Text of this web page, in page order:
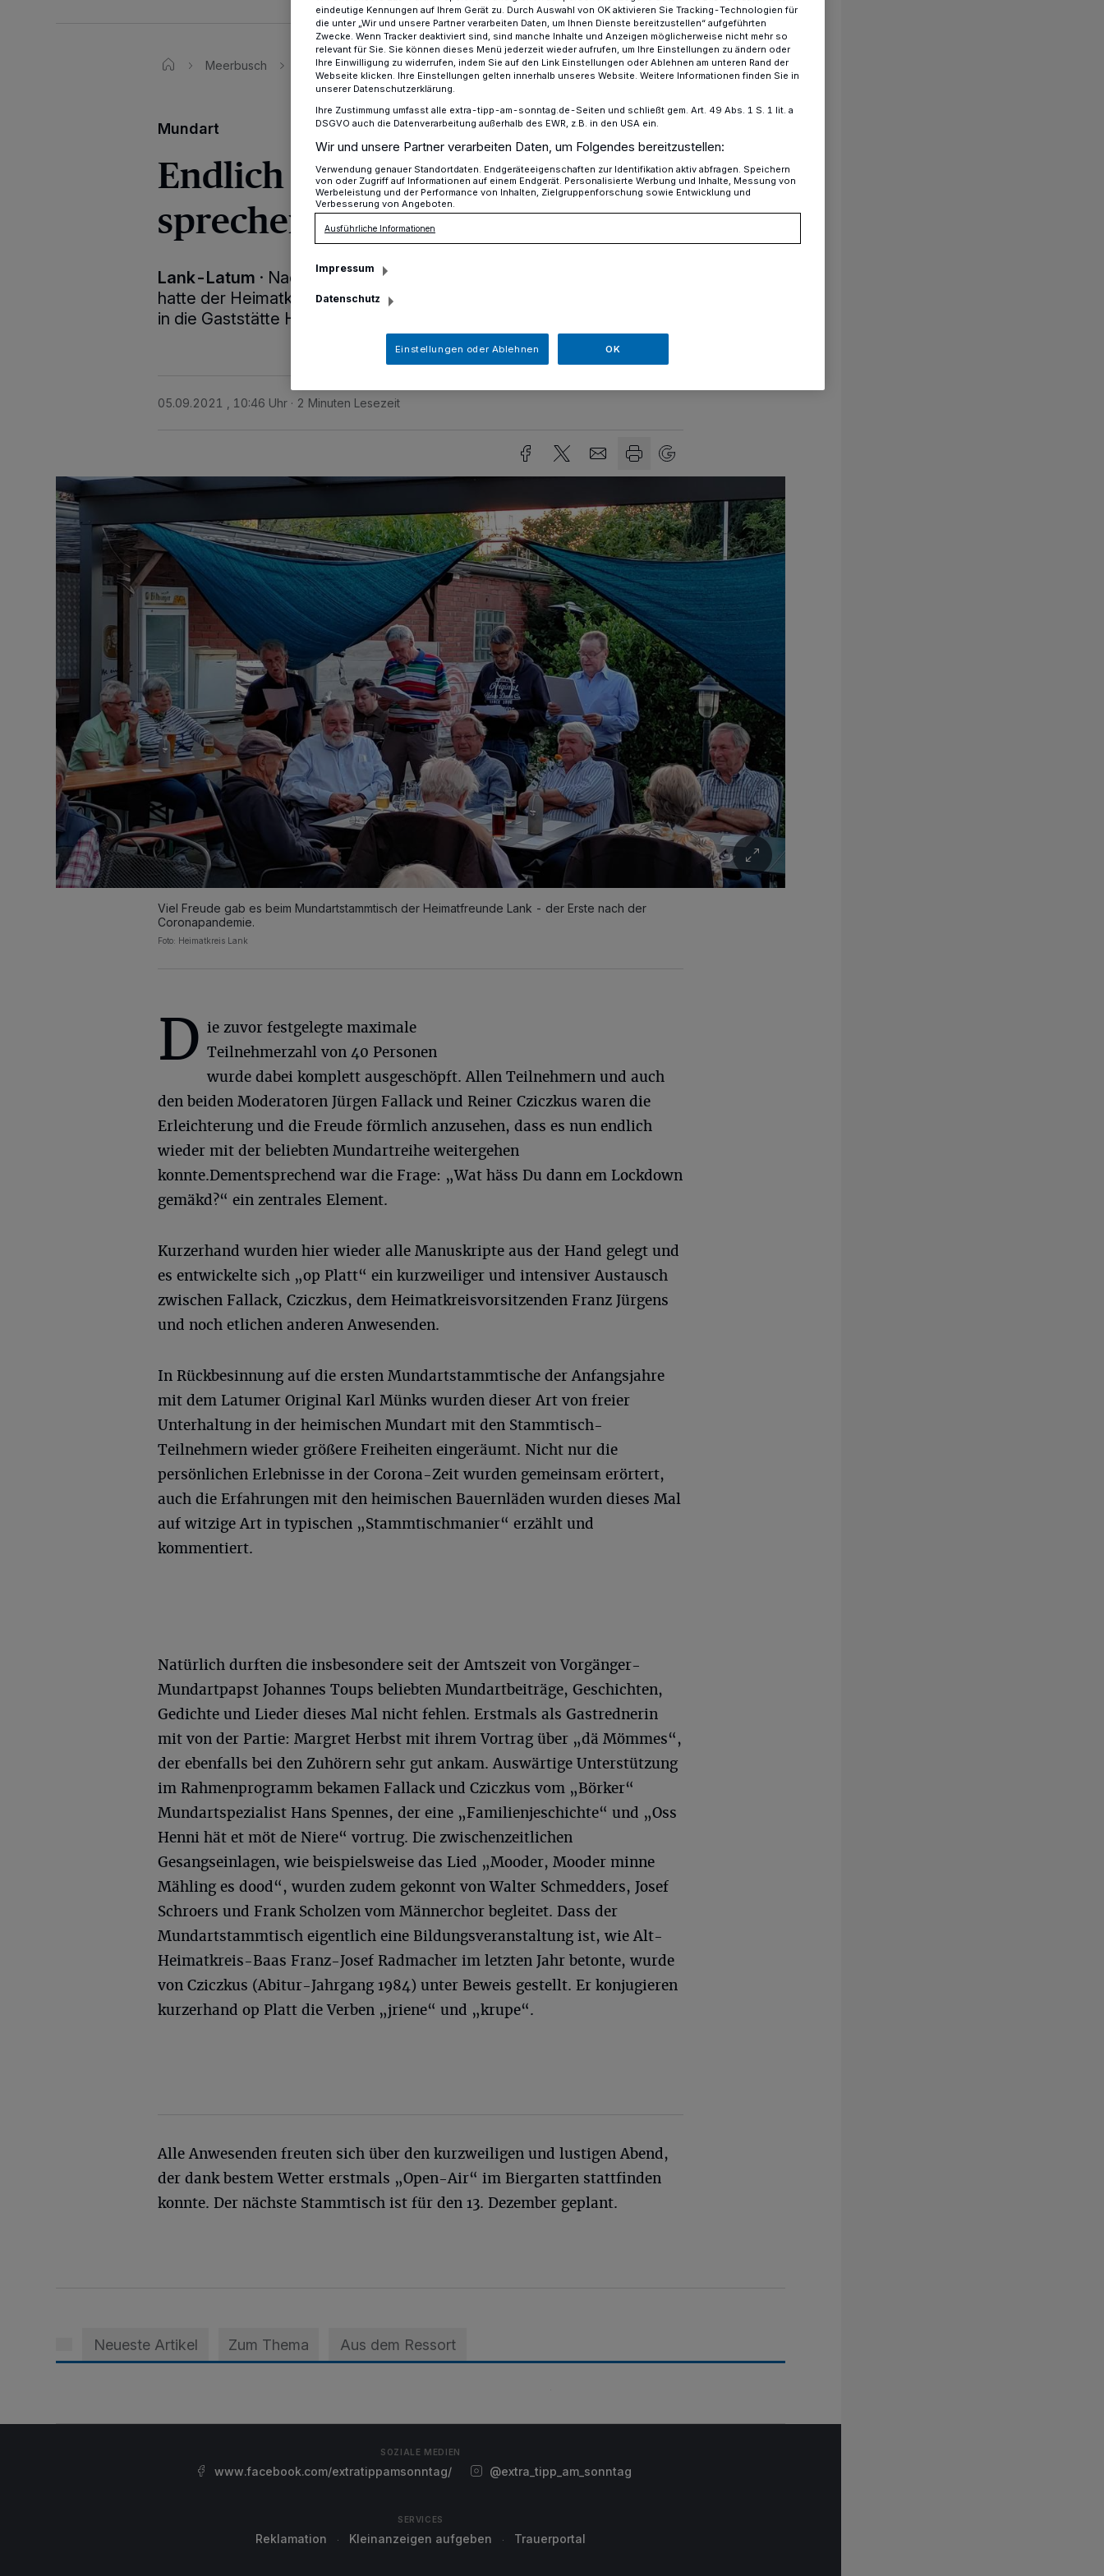
Meerbusch Mundartstammtisch Lank traf sich jetzt wieder
Mundart
Endlich wieder Mundart
sprechen
Lank-Latum · Nach 18-monatiger Corona-bedingter Zwangspause
hatte der Heimatkreis Lank erstmals wieder zum Mundartstammtisch
in die Gaststätte Haus Latum geladen.
05.09.2021 , 10:46 Uhr 2 Minuten Lesezeit
Viel Freude gab es beim Mundartstammtisch der Heimatfreunde Lank - der Erste nach der
Coronapandemie.
Foto: Heimatkreis Lank
D ie zuvor festgelegte maximale
Teilnehmerzahl von 40 Personen
wurde dabei komplett ausgeschöpft. Allen Teilnehmern und auch
den beiden Moderatoren Jürgen Fallack und Reiner Cziczkus waren die
Erleichterung und die Freude förmlich anzusehen, dass es nun endlich
wieder mit der beliebten Mundartreihe weitergehen
konnte.Dementsprechend war die Frage: „Wat häss Du dann em Lockdown
gemäkd?“ ein zentrales Element.
Kurzerhand wurden hier wieder alle Manuskripte aus der Hand gelegt und
es entwickelte sich „op Platt“ ein kurzweiliger und intensiver Austausch
zwischen Fallack, Cziczkus, dem Heimatkreisvorsitzenden Franz Jürgens
und noch etlichen anderen Anwesenden.
In Rückbesinnung auf die ersten Mundartstammtische der Anfangsjahre
mit dem Latumer Original Karl Münks wurden dieser Art von freier
Unterhaltung in der heimischen Mundart mit den Stammtisch-
Teilnehmern wieder größere Freiheiten eingeräumt. Nicht nur die
persönlichen Erlebnisse in der Corona-Zeit wurden gemeinsam erörtert,
auch die Erfahrungen mit den heimischen Bauernläden wurden dieses Mal
auf witzige Art in typischen „Stammtischmanier“ erzählt und
kommentiert.
Natürlich durften die insbesondere seit der Amtszeit von Vorgänger-
Mundartpapst Johannes Toups beliebten Mundartbeiträge, Geschichten,
Gedichte und Lieder dieses Mal nicht fehlen. Erstmals als Gastrednerin
mit von der Partie: Margret Herbst mit ihrem Vortrag über „dä Mömmes“,
der ebenfalls bei den Zuhörern sehr gut ankam. Auswärtige Unterstützung
im Rahmenprogramm bekamen Fallack und Cziczkus vom „Börker“
Mundartspezialist Hans Spennes, der eine „Familienjeschichte“ und „Oss
Henni hät et möt de Niere“ vortrug. Die zwischenzeitlichen
Gesangseinlagen, wie beispielsweise das Lied „Mooder, Mooder minne
Mähling es dood“, wurden zudem gekonnt von Walter Schmedders, Josef
Schroers und Frank Scholzen vom Männerchor begleitet. Dass der
Mundartstammtisch eigentlich eine Bildungsveranstaltung ist, wie Alt-
Heimatkreis-Baas Franz-Josef Radmacher im letzten Jahr betonte, wurde
von Cziczkus (Abitur-Jahrgang 1984) unter Beweis gestellt. Er konjugieren
kurzerhand op Platt die Verben „jriene“ und „krupe“.
Alle Anwesenden freuten sich über den kurzweiligen und lustigen Abend,
der dank bestem Wetter erstmals „Open-Air“ im Biergarten stattfinden
konnte. Der nächste Stammtisch ist für den 13. Dezember geplant.
Neueste Artikel Zum Thema Aus dem Ressort
SOZIALE MEDIEN
www.facebook.com/extratippamsonntag/ @extra_tipp_am_sonntag
SERVICES
Reklamation Kleinanzeigen aufgeben Trauerportal
eindeutige Kennungen auf Ihrem Gerät zu. Durch Auswahl von OK aktivieren Sie Tracking-Technologien für
die unter „Wir und unsere Partner verarbeiten Daten, um Ihnen Dienste bereitzustellen“ aufgeführten
Zwecke. Wenn Tracker deaktiviert sind, sind manche Inhalte und Anzeigen möglicherweise nicht mehr so
relevant für Sie. Sie können dieses Menü jederzeit wieder aufrufen, um Ihre Einstellungen zu ändern oder
Ihre Einwilligung zu widerrufen, indem Sie auf den Link Einstellungen oder Ablehnen am unteren Rand der
Webseite klicken. Ihre Einstellungen gelten innerhalb unseres Website. Weitere Informationen finden Sie in
unserer Datenschutzerklärung.
Ihre Zustimmung umfasst alle extra-tipp-am-sonntag.de-Seiten und schließt gem. Art. 49 Abs. 1 S. 1 lit. a
DSGVO auch die Datenverarbeitung außerhalb des EWR, z.B. in den USA ein.
Wir und unsere Partner verarbeiten Daten, um Folgendes bereitzustellen:
Verwendung genauer Standortdaten. Endgeräteeigenschaften zur Identifikation aktiv abfragen. Speichern
von oder Zugriff auf Informationen auf einem Endgerät. Personalisierte Werbung und Inhalte, Messung von
Werbeleistung und der Performance von Inhalten, Zielgruppenforschung sowie Entwicklung und
Verbesserung von Angeboten.
Ausführliche Informationen
Impressum
Datenschutz
Einstellungen oder Ablehnen OK